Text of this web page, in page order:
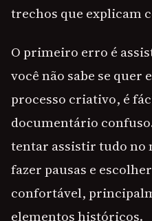
trechos que explicam
O primeiro erro é
você não sabe se
processo criativo, é
documentário
tentar assistir tudo no
fazer pausas e
confortável,
elementos históricos.